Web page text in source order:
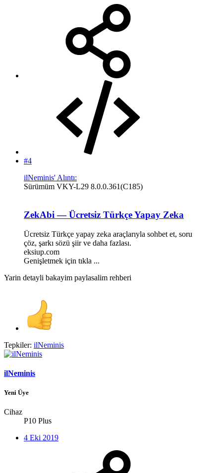
#4
ilNeminis' Alıntı:
Sürümüm VKY-L29 8.0.0.361(C185)
ZekAbi — Ücretsiz Türkçe Yapay Zeka
Ücretsiz Türkçe yapay zeka araçlarıyla sohbet et, soru
çöz, şarkı sözü şiir ve daha fazlası.
eksiup.com
Genişletmek için tıkla ...
Yarin detayli bakayim paylasalim rehberi
Tepkiler: ilNeminis
ilNeminis
Yeni Üye
Cihaz
P10 Plus
4 Eki 2019